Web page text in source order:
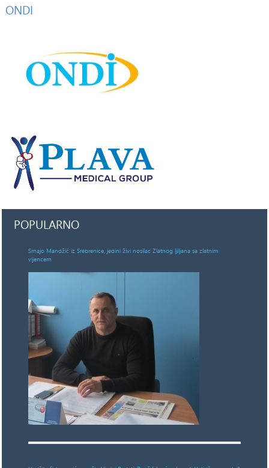
ONDI
POPULARNO
Smajo Mandžić iz Srebrenice, jedini živi nosilac Zlatnog ljiljana sa zlatnim
vijencem